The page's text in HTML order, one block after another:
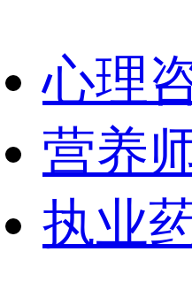
心理
营养
执业